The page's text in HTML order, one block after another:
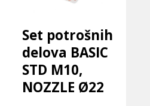
Set potrošnih
delova BASIC
STD M10,
NOZZLE Ø22